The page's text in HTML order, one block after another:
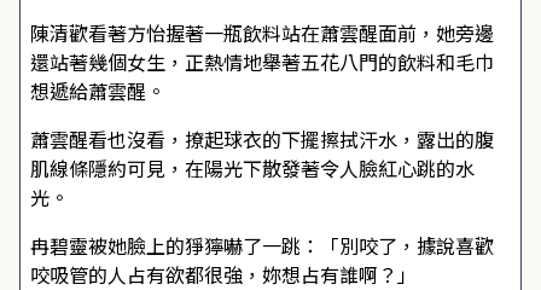
陳清歡看著方怡握著一瓶飲料站在蕭雲醒面前，她旁邊
還站著幾個女生，正熱情地舉著五花八門的飲料和毛巾
想遞給蕭雲醒。
蕭雲醒看也沒看，撩起球衣的下擺擦拭汗水，露出的腹
肌線條隱約可見，在陽光下散發著令人臉紅心跳的水
光。
冉碧靈被她臉上的猙獰嚇了一跳：「別咬了，據說喜歡
咬吸管的人占有欲都很強，妳想占有誰啊？」